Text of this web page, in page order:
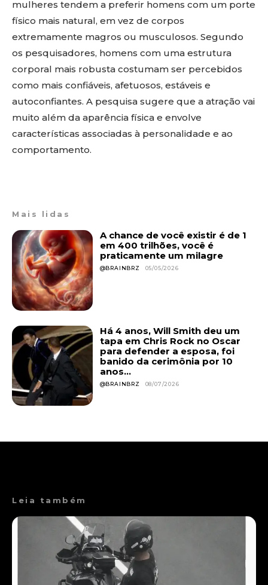
mulheres tendem a preferir homens com um porte
físico mais natural, em vez de corpos
extremamente magros ou musculosos. Segundo
os pesquisadores, homens com uma estrutura
corporal mais robusta costumam ser percebidos
como mais confiáveis, afetuosos, estáveis e
autoconfiantes. A pesquisa sugere que a atração vai
muito além da aparência física e envolve
características associadas à personalidade e ao
comportamento.
Mais lidas
A chance de você existir é de 1
em 400 trilhões, você é
praticamente um milagre
@BRAINBRZ 05/05/2026
Há 4 anos, Will Smith deu um
tapa em Chris Rock no Oscar
para defender a esposa, foi
banido da cerimônia por 10
anos...
@BRAINBRZ 08/07/2026
Leia também